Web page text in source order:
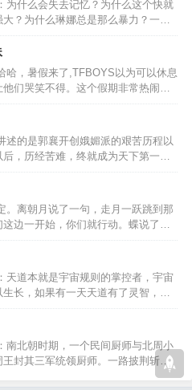
为什么会失去记忆？为什么这个快就
？为什么琳娜总是那么暴力？一个
哈，暑假来了,TFBOYS以为可以休息
们哭笑不得。这个假期非常热闹，
述的是郭襄开创娥媚派的艰苦历程以
，历经苦难，终就成为天下第一大
。离朝月说了一句，走月一跃跳到那
边一开始，你们就行动。蝶说了一
天道本就是宇宙规则的掌控者，宇宙
长，如果有一天天道有了灵智，你
南北朝时期，一个民间厨师与北周小
封其三军统领厨师。一路披荆斩棘